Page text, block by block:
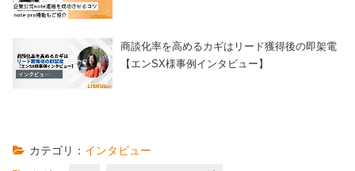
商談化率を高めるカギはリード獲得後の即架電
【エンSX様事例インタビュー】
カテゴリ： インタビュー